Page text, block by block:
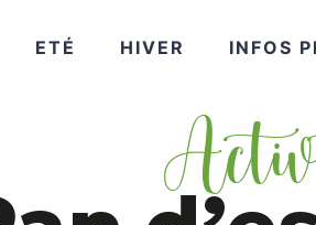
ETÉ VOIRHIVER VOIR
PLUS
INFOS